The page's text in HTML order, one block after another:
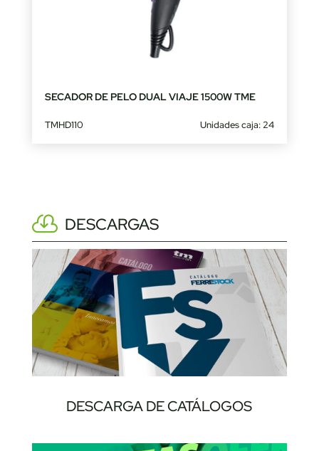
SECADOR DE PELO DUAL VIAJE 1500W TME
TMHD110 Unidades caja: 24
DESCARGAS
DESCARGA DE CATÁLOGOS